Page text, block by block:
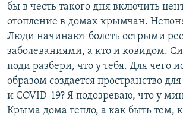
бы в честь такого дня включить
отопление в домах крымчан.
Люди начинают болеть острыми
заболеваниями, а кто и ковидом.
поди разбери, что у тебя. Для чего
образом создается пространство
и COVID-19? Я подозреваю, что у
Крыма дома тепло, а как быть тем,